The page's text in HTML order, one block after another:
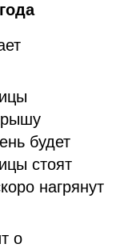
будет
стоят
нагрянут
о